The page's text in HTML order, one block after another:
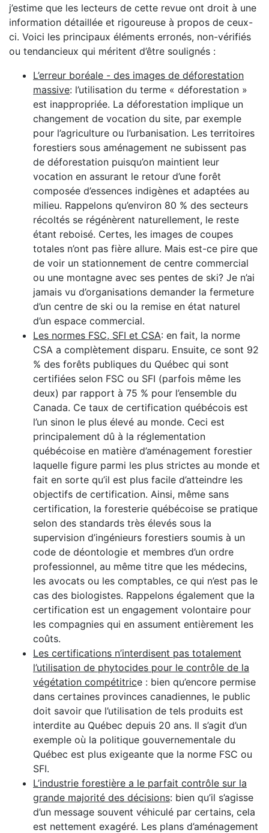
j’estime que les lecteurs de cette revue ont droit à une
information détaillée et rigoureuse à propos de ceux-
ci. Voici les principaux éléments erronés, non-vérifiés
ou tendancieux qui méritent d’être soulignés :
L’erreur boréale - des images de déforestation
massive: l’utilisation du terme « déforestation »
est inappropriée. La déforestation implique un
changement de vocation du site, par exemple
pour l’agriculture ou l’urbanisation. Les territoires
forestiers sous aménagement ne subissent pas
de déforestation puisqu’on maintient leur
vocation en assurant le retour d’une forêt
composée d’essences indigènes et adaptées au
milieu. Rappelons qu’environ 80 % des secteurs
récoltés se régénèrent naturellement, le reste
étant reboisé. Certes, les images de coupes
totales n’ont pas fière allure. Mais est-ce pire que
de voir un stationnement de centre commercial
ou une montagne avec ses pentes de ski? Je n’ai
jamais vu d’organisations demander la fermeture
d’un centre de ski ou la remise en état naturel
d’un espace commercial.
Les normes FSC, SFI et CSA: en fait, la norme
CSA a complètement disparu. Ensuite, ce sont 92
% des forêts publiques du Québec qui sont
certifiées selon FSC ou SFI (parfois même les
deux) par rapport à 75 % pour l’ensemble du
Canada. Ce taux de certification québécois est
l’un sinon le plus élevé au monde. Ceci est
principalement dû à la réglementation
québécoise en matière d’aménagement forestier
laquelle figure parmi les plus strictes au monde et
fait en sorte qu’il est plus facile d’atteindre les
objectifs de certification. Ainsi, même sans
certification, la foresterie québécoise se pratique
selon des standards très élevés sous la
supervision d’ingénieurs forestiers soumis à un
code de déontologie et membres d’un ordre
professionnel, au même titre que les médecins,
les avocats ou les comptables, ce qui n’est pas le
cas des biologistes. Rappelons également que la
certification est un engagement volontaire pour
les compagnies qui en assument entièrement les
coûts.
Les certifications n’interdisent pas totalement
l’utilisation de phytocides pour le contrôle de la
végétation compétitrice : bien qu’encore permise
dans certaines provinces canadiennes, le public
doit savoir que l’utilisation de tels produits est
interdite au Québec depuis 20 ans. Il s’agit d’un
exemple où la politique gouvernementale du
Québec est plus exigeante que la norme FSC ou
SFI.
L’industrie forestière a le parfait contrôle sur la
grande majorité des décisions: bien qu’il s’agisse
d’un message souvent véhiculé par certains, cela
est nettement exagéré. Les plans d’aménagement